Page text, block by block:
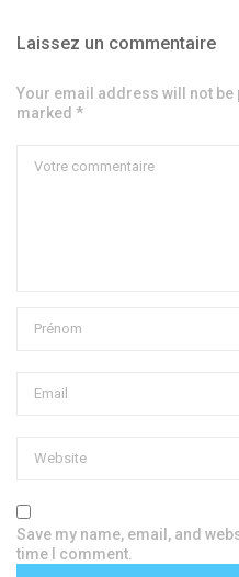
Laissez un commentaire
Your email address will not
marked *
Save my name, email, and
time I comment.